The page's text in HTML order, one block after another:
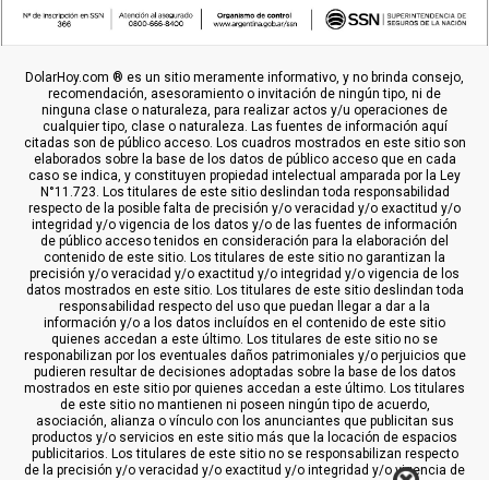
DolarHoy.com ® es un sitio meramente informativo, y no brinda consejo,
recomendación, asesoramiento o invitación de ningún tipo, ni de
ninguna clase o naturaleza, para realizar actos y/u operaciones de
cualquier tipo, clase o naturaleza. Las fuentes de información aquí
citadas son de público acceso. Los cuadros mostrados en este sitio son
elaborados sobre la base de los datos de público acceso que en cada
caso se indica, y constituyen propiedad intelectual amparada por la Ley
N°11.723. Los titulares de este sitio deslindan toda responsabilidad
respecto de la posible falta de precisión y/o veracidad y/o exactitud y/o
integridad y/o vigencia de los datos y/o de las fuentes de información
de público acceso tenidos en consideración para la elaboración del
contenido de este sitio. Los titulares de este sitio no garantizan la
precisión y/o veracidad y/o exactitud y/o integridad y/o vigencia de los
datos mostrados en este sitio. Los titulares de este sitio deslindan toda
responsabilidad respecto del uso que puedan llegar a dar a la
información y/o a los datos incluídos en el contenido de este sitio
quienes accedan a este último. Los titulares de este sitio no se
responabilizan por los eventuales daños patrimoniales y/o perjuicios que
pudieren resultar de decisiones adoptadas sobre la base de los datos
mostrados en este sitio por quienes accedan a este último. Los titulares
de este sitio no mantienen ni poseen ningún tipo de acuerdo,
asociación, alianza o vínculo con los anunciantes que publicitan sus
productos y/o servicios en este sitio más que la locación de espacios
publicitarios. Los titulares de este sitio no se responsabilizan respecto
de la precisión y/o veracidad y/o exactitud y/o integridad y/o vigencia de